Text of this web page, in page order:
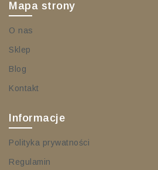
Mapa strony
O nas
Sklep
Blog
Kontakt
Informacje
Polityka prywatności
Regulamin